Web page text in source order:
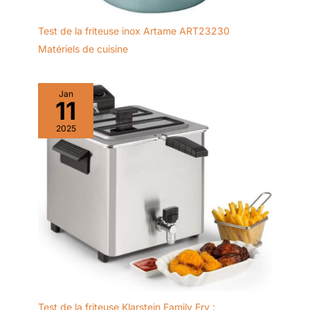
Après-Vente】Tous les
produits CHflee sont
notre service clientèle à
tout moment.
Test de la friteuse inox Artame ART23230
Matériels de cuisine
Jan
11
2025
Test de la friteuse Klarstein Family Fry :